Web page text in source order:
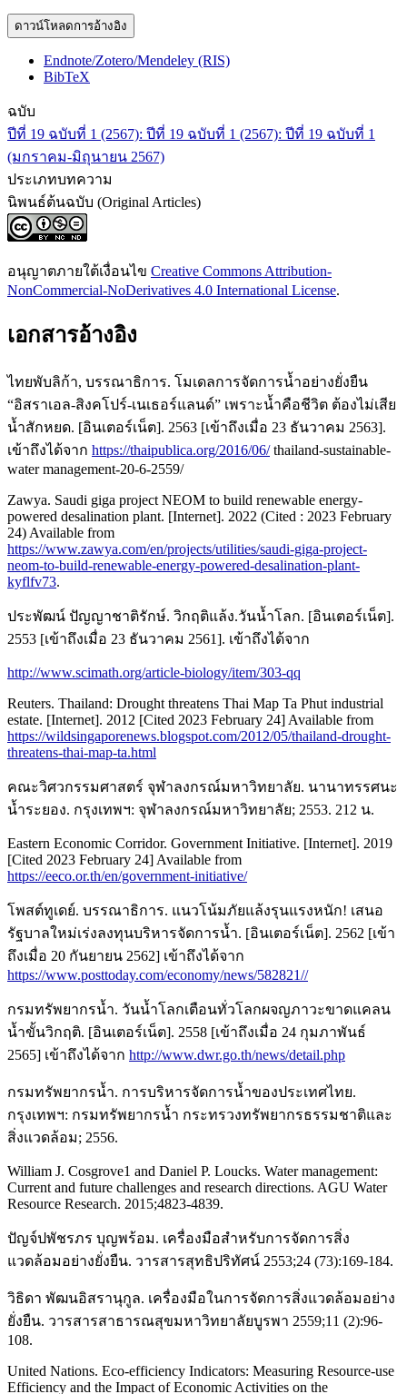
ดาวน์โหลดการอ้างอิง
Endnote/Zotero/Mendeley (RIS)
BibTeX
ฉบับ
ปีที่ 19 ฉบับที่ 1 (2567): ปีที่ 19 ฉบับที่ 1 (2567): ปีที่ 19 ฉบับที่ 1
(มกราคม-มิถุนายน 2567)
ประเภทบทความ
นิพนธ์ต้นฉบับ (Original Articles)
อนุญาตภายใต้เงื่อนไข Creative Commons Attribution-
NonCommercial-NoDerivatives 4.0 International License.
เอกสารอ้างอิง
ไทยพับลิก้า, บรรณาธิการ. โมเดลการจัดการน้ำอย่างยั่งยืน
“อิสราเอล-สิงคโปร์-เนเธอร์แลนด์” เพราะน้ำคือชีวิต ต้องไม่เสีย
น้ำสักหยด. [อินเตอร์เน็ต]. 2563 [เข้าถึงเมื่อ 23 ธันวาคม 2563].
เข้าถึงได้จาก https://thaipublica.org/2016/06/thailand-sustainable-
water management-20-6-2559/
Zawya. Saudi giga project NEOM to build renewable energy-
powered desalination plant. [Internet]. 2022 (Cited : 2023 February
24) Available from
https://www.zawya.com/en/projects/utilities/saudi-giga-project-
neom-to-build-renewable-energy-powered-desalination-plant-
kyflfv73.
ประพัฒน์ ปัญญาชาติรักษ์. วิกฤติแล้ง.วันน้ำโลก. [อินเตอร์เน็ต].
2553 [เข้าถึงเมื่อ 23 ธันวาคม 2561]. เข้าถึงได้จาก
http://www.scimath.org/article-biology/item/303-qq
Reuters. Thailand: Drought threatens Thai Map Ta Phut industrial
estate. [Internet]. 2012 [Cited 2023 February 24] Available from
https://wildsingaporenews.blogspot.com/2012/05/thailand-drought-
threatens-thai-map-ta.html
คณะวิศวกรรมศาสตร์ จุฬาลงกรณ์มหาวิทยาลัย. นานาทรรศนะ
น้ำระยอง. กรุงเทพฯ: จุฬาลงกรณ์มหาวิทยาลัย; 2553. 212 น.
Eastern Economic Corridor. Government Initiative. [Internet]. 2019
[Cited 2023 February 24] Available from
https://eeco.or.th/en/government-initiative/
โพสต์ทูเดย์. บรรณาธิการ. แนวโน้มภัยแล้งรุนแรงหนัก! เสนอ
รัฐบาลใหม่เร่งลงทุนบริหารจัดการน้ำ. [อินเตอร์เน็ต]. 2562 [เข้า
ถึงเมื่อ 20 กันยายน 2562] เข้าถึงได้จาก
https://www.posttoday.com/economy/news/582821//
กรมทรัพยากรน้ำ. วันน้ำโลกเตือนทั่วโลกผจญภาวะขาดแคลน
น้ำขั้นวิกฤติ. [อินเตอร์เน็ต]. 2558 [เข้าถึงเมื่อ 24 กุมภาพันธ์
2565] เข้าถึงได้จาก http://www.dwr.go.th/news/detail.php
กรมทรัพยากรน้ำ. การบริหารจัดการน้ำของประเทศไทย.
กรุงเทพฯ: กรมทรัพยากรน้ำ กระทรวงทรัพยากรธรรมชาติและ
สิ่งแวดล้อม; 2556.
William J. Cosgrove1 and Daniel P. Loucks. Water management:
Current and future challenges and research directions. AGU Water
Resource Research. 2015;4823-4839.
ปัญจ์ปพัชรภร บุญพร้อม. เครื่องมือสำหรับการจัดการสิ่ง
แวดล้อมอย่างยั่งยืน. วารสารสุทธิปริทัศน์ 2553;24 (73):169-184.
วิธิดา พัฒนอิสรานุกูล. เครื่องมือในการจัดการสิ่งแวดล้อมอย่าง
ยั่งยืน. วารสารสาธารณสุขมหาวิทยาลัยบูรพา 2559;11 (2):96-
108.
United Nations. Eco-efficiency Indicators: Measuring Resource-use
Efficiency and the Impact of Economic Activities on the